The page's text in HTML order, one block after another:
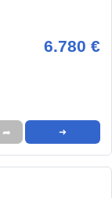
6.780 €
➦ ➜